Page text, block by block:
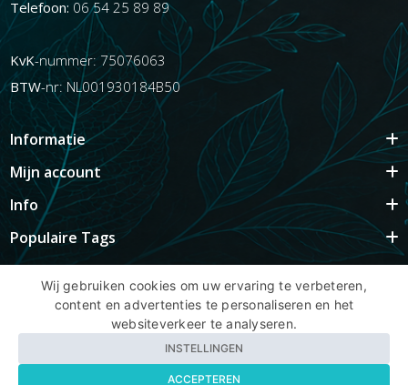
Telefoon: 06 54 25 89 89
KvK-nummer: 75076063
BTW-nr: NL001930184B50
Informatie
Mijn account
Info
Populaire Tags
Copyright BBNhair.nl
Wij gebruiken cookies om uw ervaring te verbeteren,
content en advertenties te personaliseren en het
websiteverkeer te analyseren.
INSTELLINGEN
ACCEPTEREN